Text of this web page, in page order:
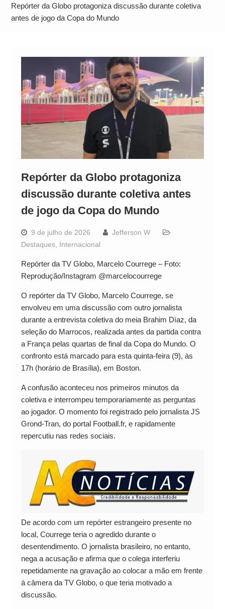
Operação Ágio: Ação policial na Bahia prende 14
suspeitos e mira rede ligada a ‘Zói de Gato’, do
Repórter da Globo protagoniza discussão durante coletiva
antes de jogo da Copa do Mundo
Repórter da Globo protagoniza
discussão durante coletiva antes
de jogo da Copa do Mundo
9 de julho de 2026
Jefferson W
Destaques, Internacional
Repórter da TV Globo, Marcelo Courrege – Foto:
Reprodução/Instagram @marcelocourrege
O repórter da TV Globo, Marcelo Courrege, se
envolveu em uma discussão com outro jornalista
durante a entrevista coletiva do meia Brahim Díaz, da
seleção do Marrocos, realizada antes da partida contra
a França pelas quartas de final da Copa do Mundo. O
confronto está marcado para esta quinta-feira (9), às
17h (horário de Brasília), em Boston.
A confusão aconteceu nos primeiros minutos da
coletiva e interrompeu temporariamente as perguntas
ao jogador. O momento foi registrado pelo jornalista JS
Grond-Tran, do portal Football.fr, e rapidamente
repercutiu nas redes sociais.
De acordo com um repórter estrangeiro presente no
local, Courrege teria o agredido durante o
desentendimento. O jornalista brasileiro, no entanto,
nega a acusação e afirma que o colega interferiu
repetidamente na gravação ao colocar a mão em frente
à câmera da TV Globo, o que teria motivado a
discussão.